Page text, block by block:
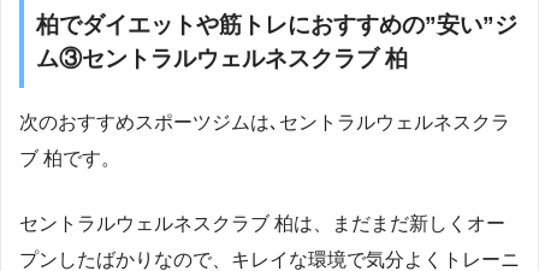
柏でダイエットや筋トレにおすすめの”安い”ジ
ム③セントラルウェルネスクラブ 柏
次のおすすめスポーツジムは､セントラルウェルネスクラ
ブ 柏です。
セントラルウェルネスクラブ 柏は、まだまだ新しくオー
プンしたばかりなので、キレイな環境で気分よくトレーニ